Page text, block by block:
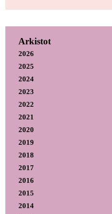
Arkistot
2026
2025
2024
2023
2022
2021
2020
2019
2018
2017
2016
2015
2014